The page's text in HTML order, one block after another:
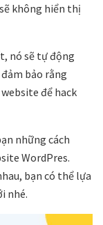
không hiển thị
nó sẽ tự động
bảo rằng
để hack
những cách
WordPres.
bạn có thể lựa
nhé.